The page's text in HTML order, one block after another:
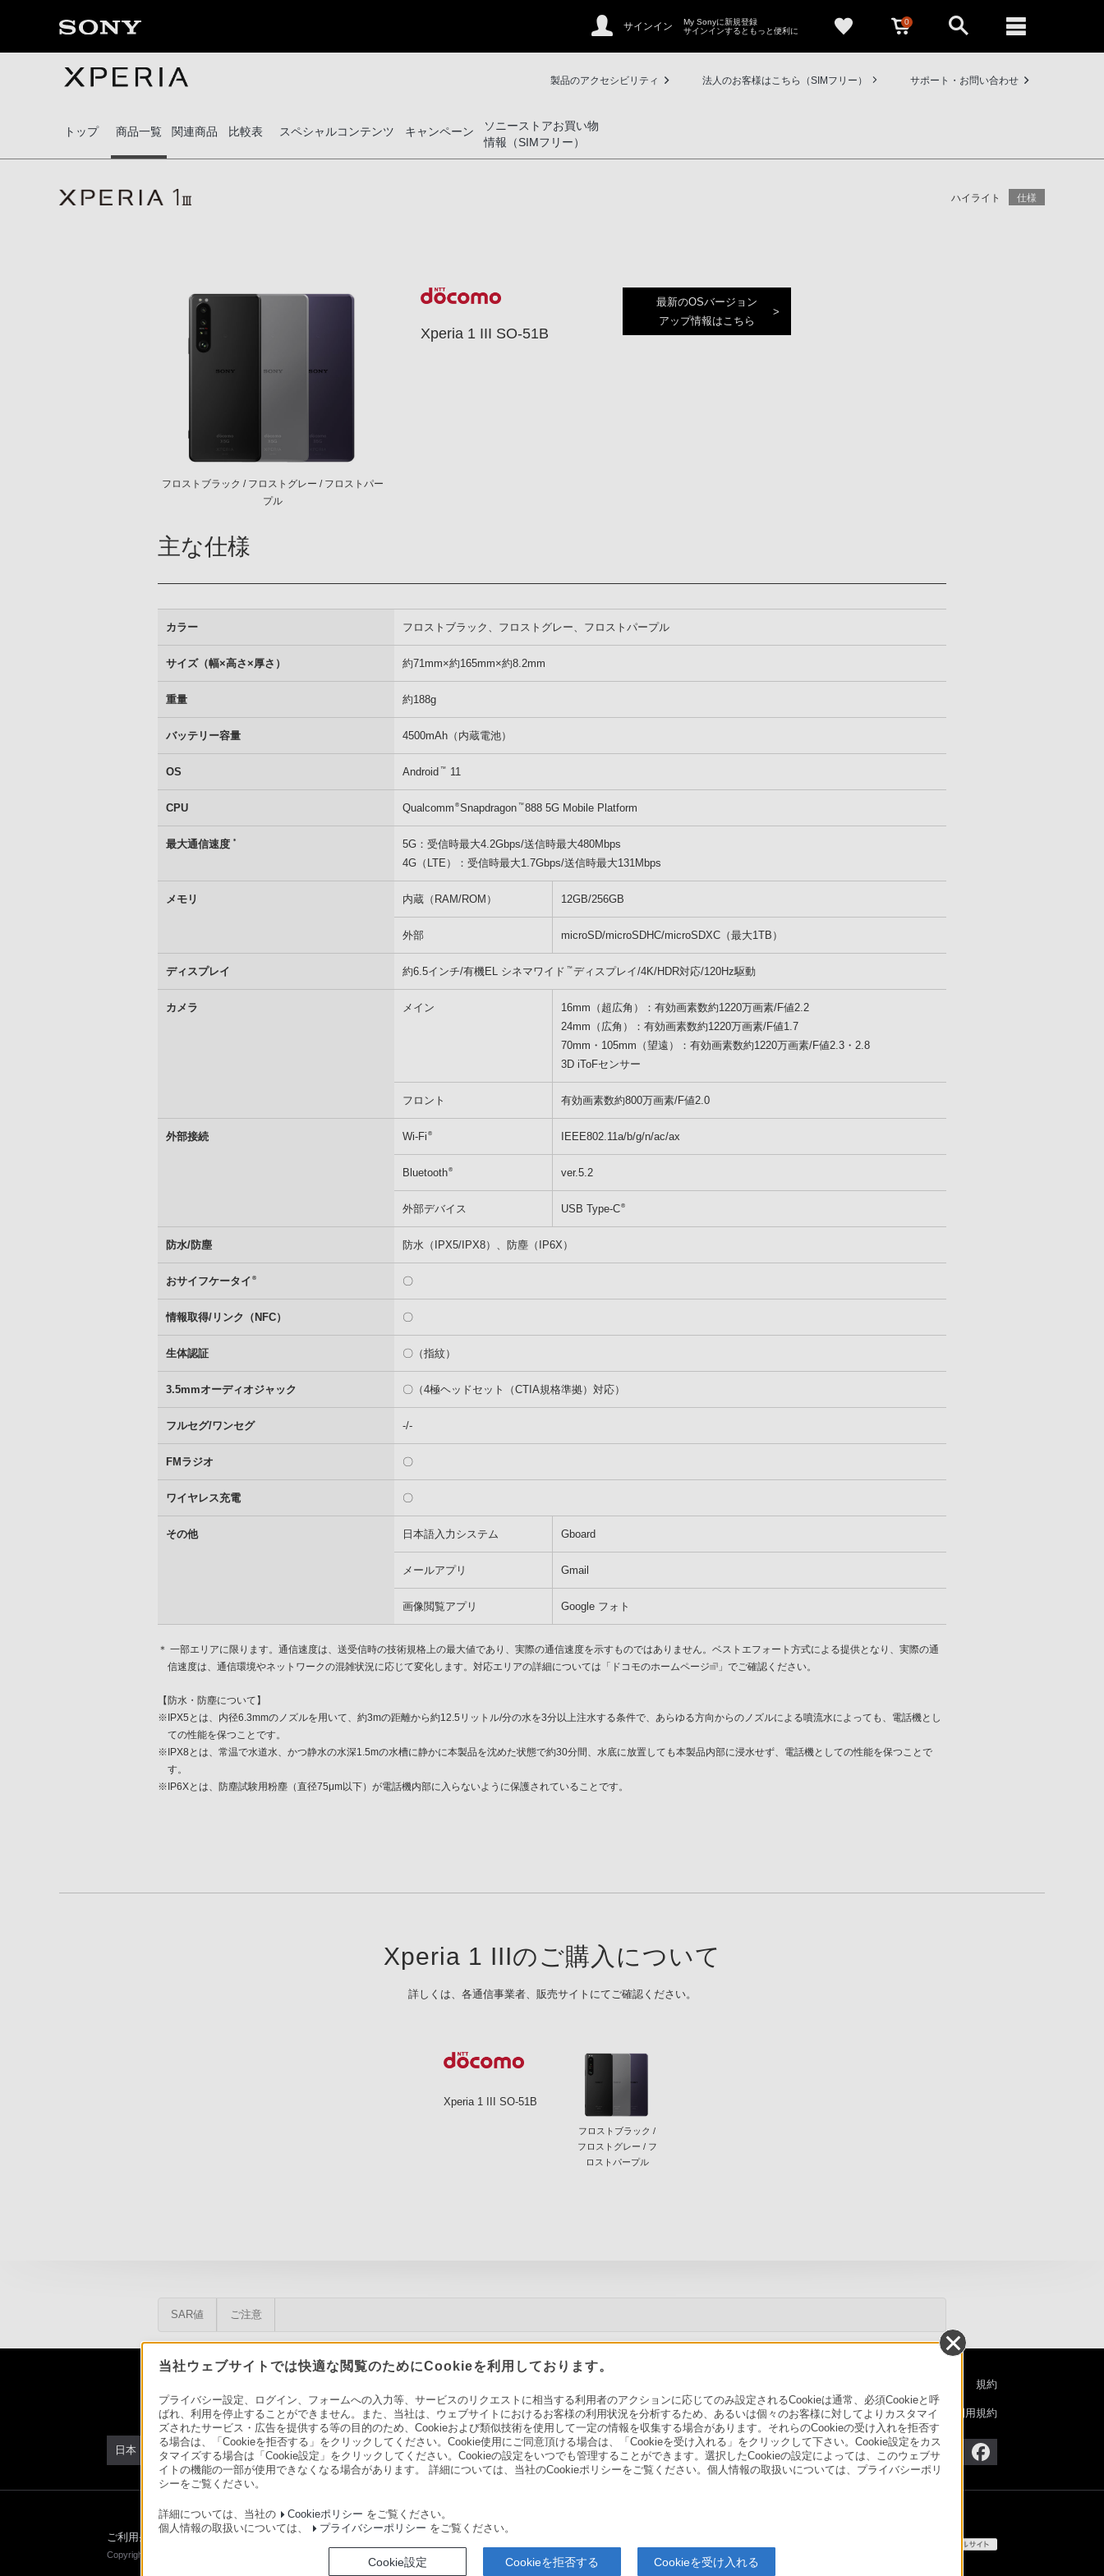
サインイン
My Sonyに新規登録
サインインするともっと便利に
0
製品のアクセシビリティ 法人のお客様はこちら（SIMフリー） サポート・お問い合わせ
トップ 商品一覧 関連商品 比較表 スペシャルコンテンツ キャンペーン
ソニーストアお買い物
情報（SIMフリー）
ハイライト 仕様
フロストブラック / フロストグレー / フロストパー
プル
Xperia 1 III SO-51B
最新のOSバージョン
アップ情報はこちら
主な仕様
カラー フロストブラック、フロストグレー、フロストパープル
サイズ（幅×高さ×厚さ） 約71mm×約165mm×約8.2mm
重量 約188g
バッテリー容量 4500mAh（内蔵電池）
OS Android ™ 11
CPU Qualcomm ®Snapdragon ™888 5G Mobile Platform
最大通信速度 ＊
5G：受信時最大4.2Gbps/送信時最大480Mbps
4G（LTE）：受信時最大1.7Gbps/送信時最大131Mbps
メモリ 内蔵（RAM/ROM） 12GB/256GB
外部 microSD/microSDHC/microSDXC（最大1TB）
ディスプレイ 約6.5インチ/有機EL シネマワイド ™ディスプレイ/4K/HDR対応/120Hz駆動
カメラ メイン
16mm（超広角）：有効画素数約1220万画素/F値2.2
24mm（広角）：有効画素数約1220万画素/F値1.7
70mm・105mm（望遠）：有効画素数約1220万画素/F値2.3・2.8
3D iToFセンサー
フロント 有効画素数約800万画素/F値2.0
外部接続 Wi-Fi ® IEEE802.11a/b/g/n/ac/ax
Bluetooth® ver.5.2
外部デバイス USB Type-C®
防水/防塵 防水（IPX5/IPX8）、防塵（IP6X）
おサイフケータイ ® 〇
情報取得/リンク（NFC） 〇
生体認証 〇（指紋）
3.5mmオーディオジャック 〇（4極ヘッドセット（CTIA規格準拠）対応）
フルセグ/ワンセグ -/-
FMラジオ 〇
ワイヤレス充電 〇
その他 日本語入力システム Gboard
メールアプリ Gmail
画像閲覧アプリ Google フォト
＊ 一部エリアに限ります。通信速度は、送受信時の技術規格上の最大値であり、実際の通信速度を示すものではありません。ベストエフォート方式による提供となり、実際の通
信速度は、通信環境やネットワークの混雑状況に応じて変化します。対応エリアの詳細については「 ドコモのホームページ 」でご確認ください。
【防水・防塵について】
※IPX5とは、内径6.3mmのノズルを用いて、約3mの距離から約12.5リットル/分の水を3分以上注水する条件で、あらゆる方向からのノズルによる噴流水によっても、電話機とし
ての性能を保つことです。
※IPX8とは、常温で水道水、かつ静水の水深1.5mの水槽に静かに本製品を沈めた状態で約30分間、水底に放置しても本製品内部に浸水せず、電話機としての性能を保つことで
す。
※IP6Xとは、防塵試験用粉塵（直径75μm以下）が電話機内部に入らないように保護されていることです。
Xperia 1 IIIのご購入について
詳しくは、各通信事業者、販売サイトにてご確認ください。
Xperia 1 III SO-51B
フロストブラック /
フロストグレー / フ
ロストパープル
SAR値 ご注意
当社ウェブサイトでは快適な閲覧のためにCookieを利用しております。
プライバシー設定、ログイン、フォームへの入力等、サービスのリクエストに相当する利用者のアクションに応じてのみ設定されるCookieは通常、必須Cookieと呼
ばれ、利用を停止することができません。また、当社は、ウェブサイトにおけるお客様の利用状況を分析するため、あるいは個々のお客様に対してよりカスタマイ
ズされたサービス・広告を提供する等の目的のため、Cookieおよび類似技術を使用して一定の情報を収集する場合があります。それらのCookieの受け入れを拒否す
る場合は、「Cookieを拒否する」をクリックしてください。Cookie使用にご同意頂ける場合は、「Cookieを受け入れる」をクリックして下さい。Cookie設定をカス
タマイズする場合は「Cookie設定」をクリックしてください。Cookieの設定をいつでも管理することができます。選択したCookieの設定によっては、このウェブサ
イトの機能の一部が使用できなくなる場合があります。 詳細については、当社のCookieポリシーをご覧ください。個人情報の取扱いについては、プライバシーポリ
シーをご覧ください。
詳細については、当社の Cookieポリシー をご覧ください。
個人情報の取扱いについては、
プライバシーポリシー をご覧ください。
Cookie設定 Cookieを拒否する Cookieを受け入れる
規約
日本
会社情報 採用情報 特約店のご案内 ニュースリリース 環境情報 My Sony 利用規約
ご利用条件 プライバシーポリシー 正しい表示への取り組み
Copyright 2026 Sony Marketing Inc.